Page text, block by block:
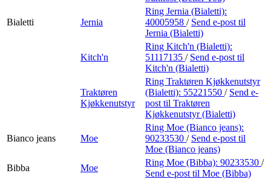
Bialetti Jernia
Ring Jernia (Bialetti):
40005958 / Send e-post til
Jernia (Bialetti)
Kitch'n
Ring Kitch'n (Bialetti):
51117135 / Send e-post til
Kitch'n (Bialetti)
Traktøren
Kjøkkenutstyr
Ring Traktøren Kjøkkenutstyr
(Bialetti): 55221550 / Send e-
post til Traktøren
Kjøkkenutstyr (Bialetti)
Bianco jeans Moe
Ring Moe (Bianco jeans):
90233530 / Send e-post til
Moe (Bianco jeans)
Bibba
Moe
Ring Moe (Bibba): 90233530 /
Send e-post til Moe (Bibba)